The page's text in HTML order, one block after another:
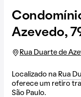
Azevedo,
Rua Duarte de
Localizado na Rua
oferece um retiro
São Paulo.